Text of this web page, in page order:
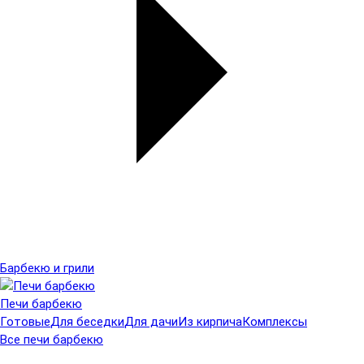
Барбекю и грили
Печи барбекю
ГотовыеДля беседкиДля дачиИз кирпичаКомплексы
Все печи барбекю